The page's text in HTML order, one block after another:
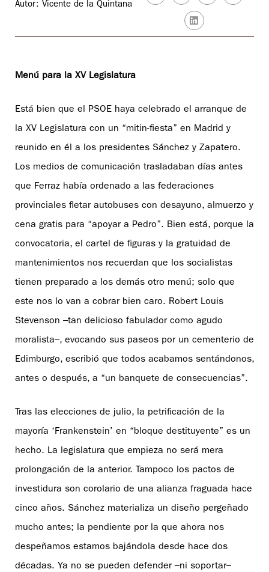
Autor: Vicente de la Quintana
Menú para la XV Legislatura
Está bien que el PSOE haya celebrado el arranque de
la XV Legislatura con un “mitin-fiesta” en Madrid y
reunido en él a los presidentes Sánchez y Zapatero.
Los medios de comunicación trasladaban días antes
que Ferraz había ordenado a las federaciones
provinciales fletar autobuses con desayuno, almuerzo y
cena gratis para “apoyar a Pedro”. Bien está, porque la
convocatoria, el cartel de figuras y la gratuidad de
mantenimientos nos recuerdan que los socialistas
tienen preparado a los demás otro menú; solo que
este nos lo van a cobrar bien caro. Robert Louis
Stevenson –tan delicioso fabulador como agudo
moralista–, evocando sus paseos por un cementerio de
Edimburgo, escribió que todos acabamos sentándonos,
antes o después, a “un banquete de consecuencias”.
Tras las elecciones de julio, la petrificación de la
mayoría ‘Frankenstein’ en “bloque destituyente” es un
hecho. La legislatura que empieza no será mera
prolongación de la anterior. Tampoco los pactos de
investidura son corolario de una alianza fraguada hace
cinco años. Sánchez materializa un diseño pergeñado
mucho antes; la pendiente por la que ahora nos
despeñamos estamos bajándola desde hace dos
décadas. Ya no se pueden defender –ni soportar–